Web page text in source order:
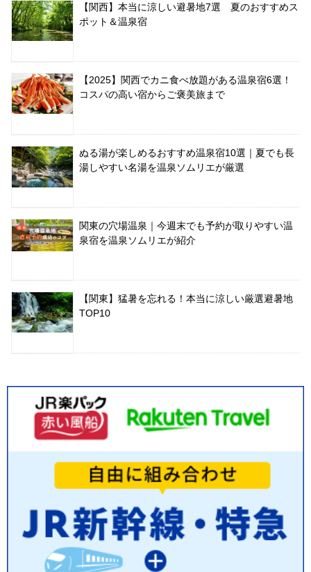
【関西】本当に涼しい避暑地7選 夏のおすすめス
ポット＆温泉宿
【2025】関西でカニ食べ放題がある温泉宿6選！
コスパの高い宿からご褒美旅まで
ぬる湯が楽しめるおすすめ温泉宿10選｜夏でも長
湯しやすい名湯を温泉ソムリエが厳選
関東の穴場温泉｜今週末でも予約が取りやすい温
泉宿を温泉ソムリエが紹介
【関東】猛暑を忘れる！本当に涼しい厳選避暑地
TOP10